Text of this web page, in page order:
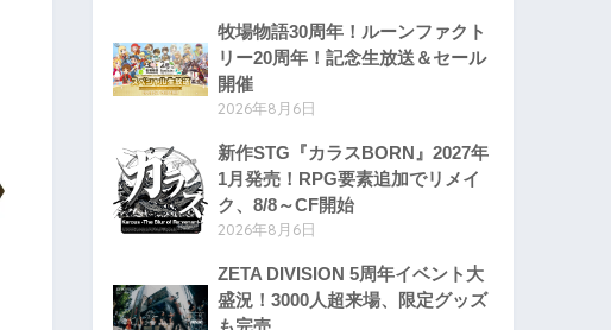
牧場物語30周年！ルーンファクト
リー20周年！記念生放送＆セール
開催
2026年8月6日
新作STG『カラスBORN』2027年
1月発売！RPG要素追加でリメイ
ク、8/8～CF開始
2026年8月6日
ZETA DIVISION 5周年イベント大
盛況！3000人超来場、限定グッズ